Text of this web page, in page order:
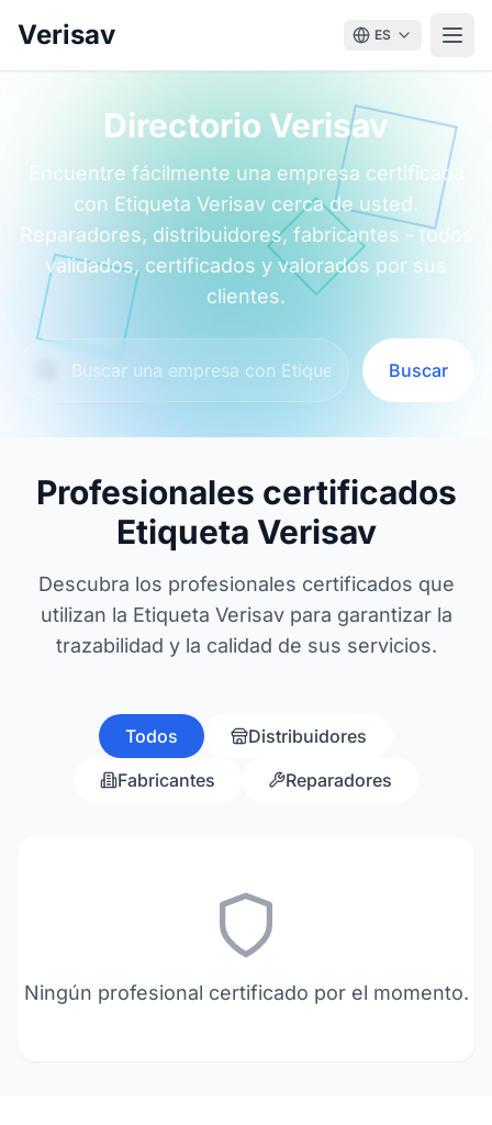
Verisav ES
Directorio Verisav
Encuentre fácilmente una empresa certificada
con Etiqueta Verisav cerca de usted.
Reparadores, distribuidores, fabricantes - todos
validados, certificados y valorados por sus
clientes.
Buscar
Profesionales certificados
Etiqueta Verisav
Descubra los profesionales certificados que
utilizan la Etiqueta Verisav para garantizar la
trazabilidad y la calidad de sus servicios.
Todos
Distribuidores
Fabricantes
Reparadores
Ningún profesional certificado por el momento.